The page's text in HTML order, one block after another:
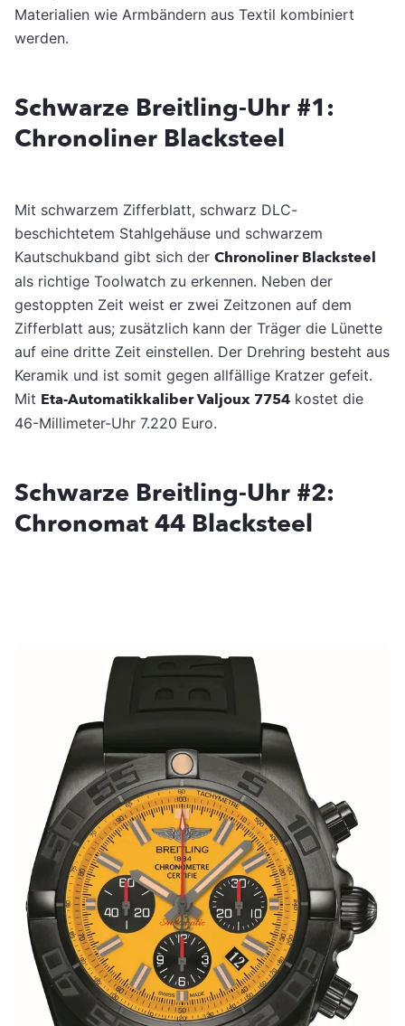
Materialien wie Armbändern aus Textil kombiniert
werden.
Schwarze Breitling-Uhr #1:
Chronoliner Blacksteel
Mit schwarzem Zifferblatt, schwarz DLC-
beschichtetem Stahlgehäuse und schwarzem
Kautschukband gibt sich der Chronoliner Blacksteel
als richtige Toolwatch zu erkennen. Neben der
gestoppten Zeit weist er zwei Zeitzonen auf dem
Zifferblatt aus; zusätzlich kann der Träger die Lünette
auf eine dritte Zeit einstellen. Der Drehring besteht aus
Keramik und ist somit gegen allfällige Kratzer gefeit.
Mit Eta-Automatikkaliber Valjoux 7754 kostet die
46-Millimeter-Uhr 7.220 Euro.
Schwarze Breitling-Uhr #2:
Chronomat 44 Blacksteel